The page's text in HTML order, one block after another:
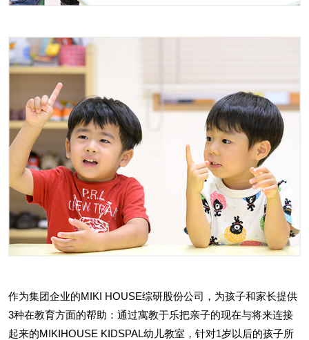
作为集团企业的MIKI HOUSE综研股份公司，为孩子和家长提供
3种在教育方面的帮助：通过寓教于乐把亲子的现在与将来连接
起来的MIKIHOUSE KIDSPAL幼儿教室，针对1岁以后的孩子所